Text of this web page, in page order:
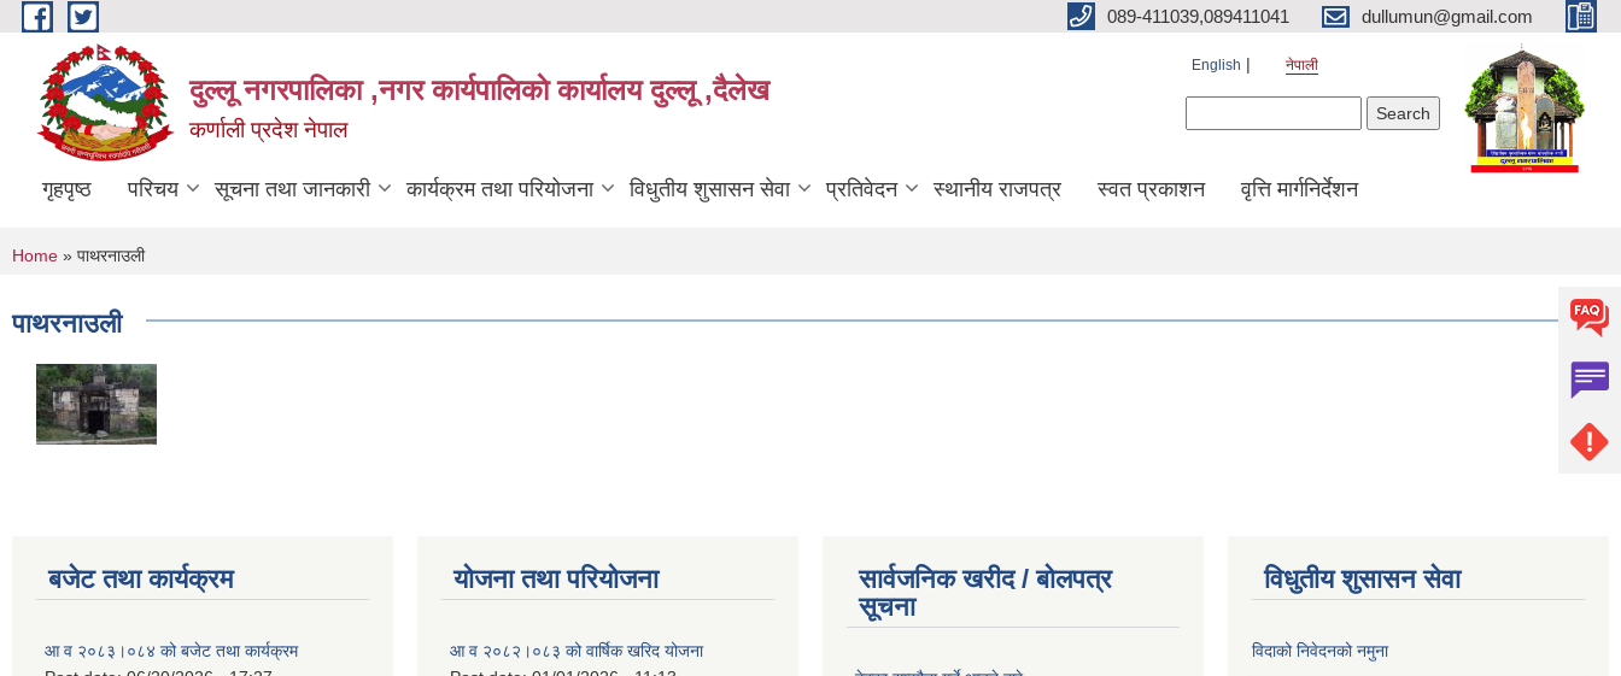
Skip to main content 089-411039,089411041 dullumun@gmail.com
दुल्लू नगरपालिका ,नगर कार्यपालिकाे कार्यालय दुल्लू ,दैलेख
कर्णाली प्रदेश नेपाल
English नेपाली
गृहपृष्ठ परिचय सूचना तथा जानकारी कार्यक्रम तथा परियोजना विधुतीय शुसासन सेवा प्रतिवेदन स्थानीय राजपत्र स्वत प्रकाशन वृत्ति मार्गनिर्देशन
You are here
Home » पाथरनाउली
पाथरनाउली
बजेट तथा कार्यक्रम
आ व २०८३।०८४ को बजेट तथा कार्यक्रम
योजना तथा परियोजना
आ व २०८२।०८३ को वार्षिक खरिद योजना
सार्वजनिक खरीद / बोलपत्र
सूचना
विधुतीय शुसासन सेवा
विदाको निवेदनको नमुना